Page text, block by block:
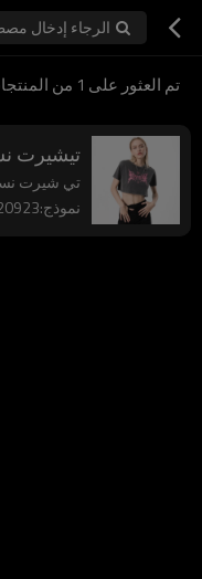
الرجاء إدخال
تم العثور على 1 من
تيشيرت
تي شيرت نسائي
نموذج:RTS220923 طباعة الرموز الغامضة تي شيرت عتيق